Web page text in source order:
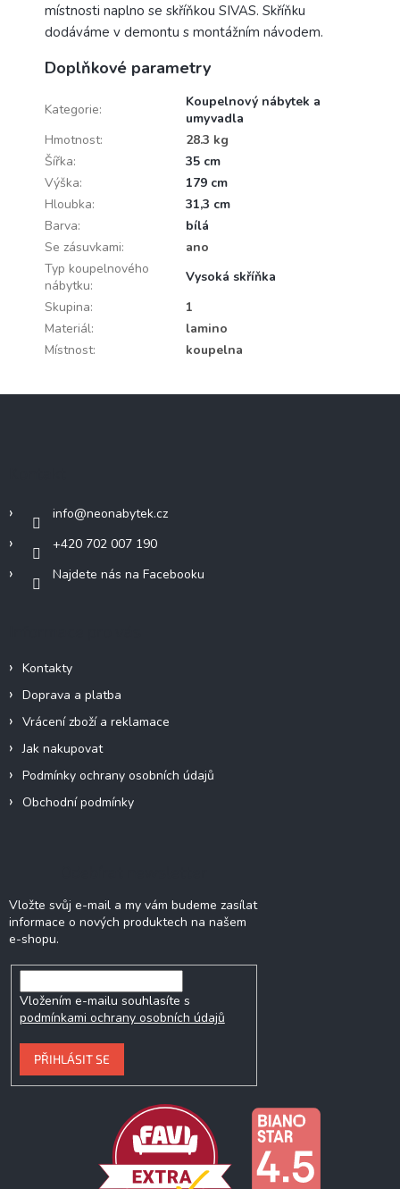
místnosti naplno se skříňkou SIVAS. Skříňku
dodáváme v demontu s montážním návodem.
Doplňkové parametry
Kategorie:
Koupelnový nábytek a
umyvadla
Hmotnost:
28.3 kg
Šířka:
35 cm
Výška:
179 cm
Hloubka:
31,3 cm
Barva:
bílá
Se zásuvkami:
ano
Typ koupelnového
nábytku:
Vysoká skříňka
Skupina:
1
Materiál:
lamino
Místnost: koupelna
info@neonabytek.cz
+420 702 007 190
Najdete nás na Facebooku
Kontakty
Doprava a platba
Vrácení zboží a reklamace
Jak nakupovat
Podmínky ochrany osobních údajů
Obchodní podmínky
Vložte svůj e-mail a my vám budeme zasílat
informace o nových produktech na našem
e-shopu.
Vložením e-mailu souhlasíte s
podmínkami ochrany osobních údajů
PŘIHLÁSIT SE